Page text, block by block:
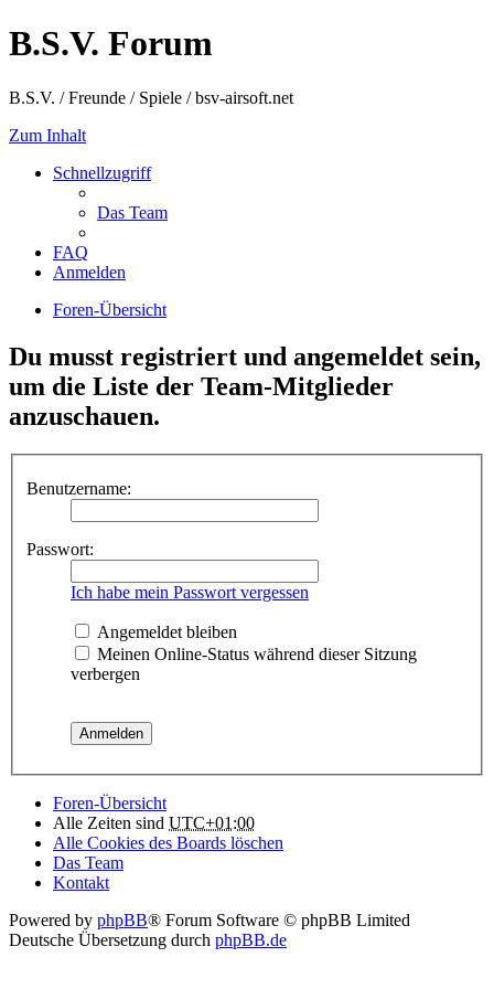
B.S.V. Forum
B.S.V. / Freunde / Spiele / bsv-airsoft.net
Zum Inhalt
Schnellzugriff
Das Team
FAQ
Anmelden
Foren-Übersicht
Du musst registriert und angemeldet sein,
um die Liste der Team-Mitglieder
anzuschauen.
Benutzername:
Passwort:
Ich habe mein Passwort vergessen
Angemeldet bleiben
Meinen Online-Status während dieser Sitzung
verbergen
Foren-Übersicht
Alle Zeiten sind UTC+01:00
Alle Cookies des Boards löschen
Das Team
Kontakt
Powered by phpBB® Forum Software © phpBB Limited
Deutsche Übersetzung durch phpBB.de